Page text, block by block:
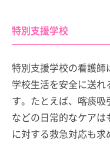
特別支援学校
特別支援学校の看護師
学校生活を安全に送
す。たとえば、喀痰
などの日常的なケア
に対する救急対応も求